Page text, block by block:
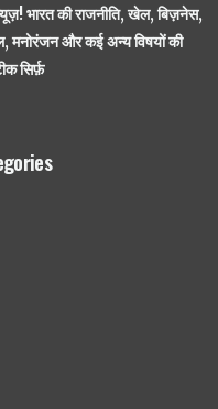
भारत की राजनीति, खेल, बिज़नेस,
मनोरंजन और कई अन्य विषयों की
सिर्फ़